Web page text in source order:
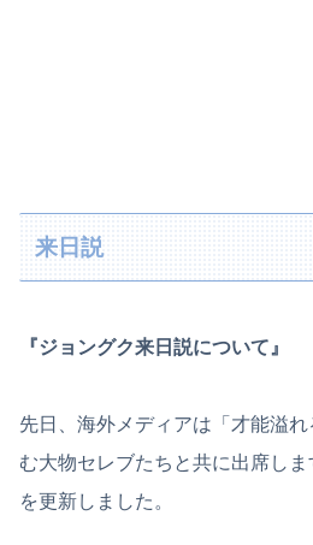
来日説
『ジョングク来日説について』
先日、海外メディアは「才能溢
む大物セレブたちと共に出席し
を更新しました。